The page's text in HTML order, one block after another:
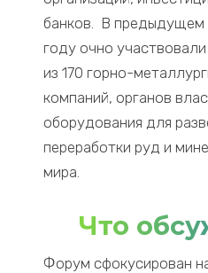
банков. В
году очно
из 170 горно-
компаний, органов
оборудования для
переработки руд и
мира
Что
Форум сфокусирован